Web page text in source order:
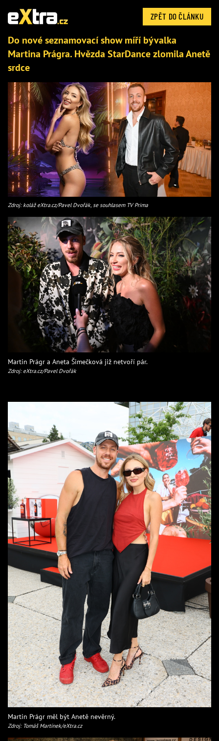
ZPĚT DO ČLÁNKU
Do nové seznamovací show míří bývalka
Martina Prágra. Hvězda StarDance zlomila Anetě
srdce
Zdroj: koláž eXtra.cz/Pavel Dvořák, se souhlasem TV Prima
Martin Prágr a Aneta Šimečková již netvoří pár.
Zdroj: eXtra.cz/Pavel Dvořák
Martin Prágr měl být Anetě nevěrný.
Zdroj: Tomáš Martínek/eXtra.cz